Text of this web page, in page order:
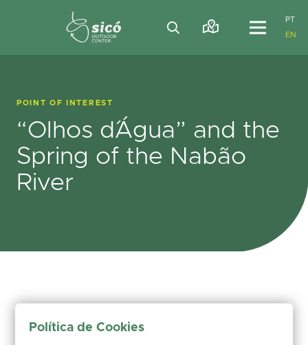
PT
EN
POINT OF INTEREST
“Olhos d´Água” and the
Spring of the Nabão
River
Política de Cookies